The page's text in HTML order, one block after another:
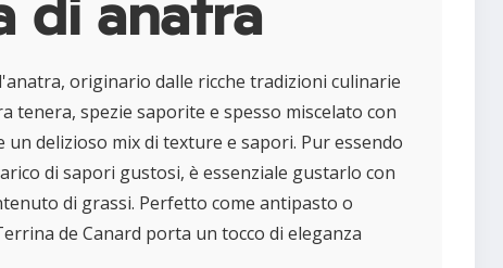
di anatra
originario dalle ricche tradizioni culinarie
tenera, spezie saporite e spesso miscelato con
delizioso mix di texture e sapori. Pur essendo
di sapori gustosi, è essenziale gustarlo con
di grassi. Perfetto come antipasto o
de Canard porta un tocco di eleganza